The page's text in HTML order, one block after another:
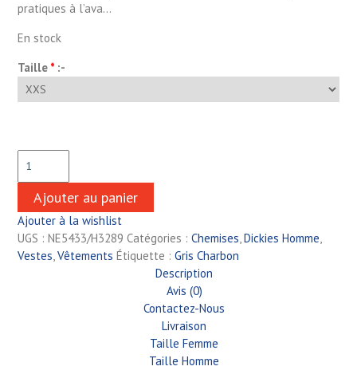
pratiques à l’ava…
En stock
Taille *:-
Ajouter au panier
Ajouter à la wishlist
UGS : NE5433/H3289 Catégories : Chemises,Dickies Homme,
Vestes,Vêtements Étiquette : Gris Charbon
Description
Avis (0)
Contactez-Nous
Livraison
Taille Femme
Taille Homme